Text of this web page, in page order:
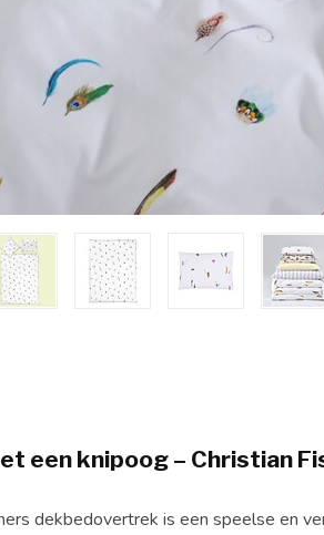
een knipoog – Christian
dekbedovertrek is een speelse en